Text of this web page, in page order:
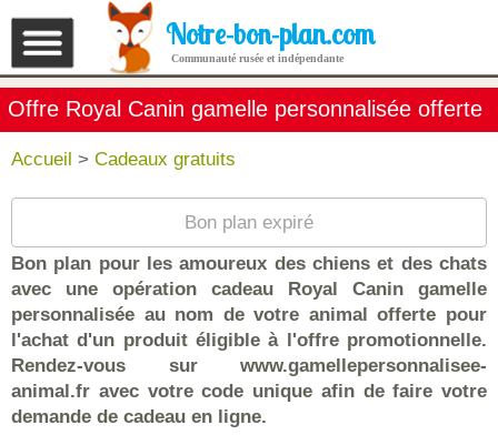
Notre-bon-plan.com
Communauté rusée et indépendante
Offre Royal Canin gamelle personnalisée offerte
Accueil > Cadeaux gratuits
Bon plan expiré
Bon plan pour les amoureux des chiens et des chats
avec une opération cadeau Royal Canin gamelle
personnalisée au nom de votre animal offerte pour
l'achat d'un produit éligible à l'offre promotionnelle.
Rendez-vous sur www.gamellepersonnalisee-
animal.fr avec votre code unique afin de faire votre
demande de cadeau en ligne.